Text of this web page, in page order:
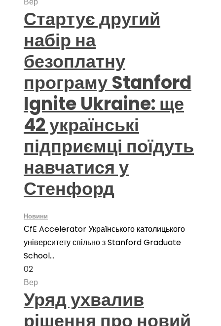
Стартує другий
набір на
безоплатну
програму Stanford
Ignite Ukraine: ще
42 українські
підприємці поїдуть
навчатися у
Стенфорд
Новини
СfE Accelerator Українського католицького
університету спільно з Stanford Graduate
School...
02
Вер
Уряд ухвалив
рішення про новий